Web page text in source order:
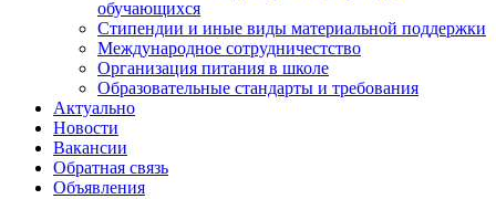
обучающихся
Стипендии и иные виды материальной поддержки
Международное сотрудничестство
Организация питания в школе
Образовательные стандарты и требования
Актуально
Новости
Вакансии
Обратная связь
Объявления